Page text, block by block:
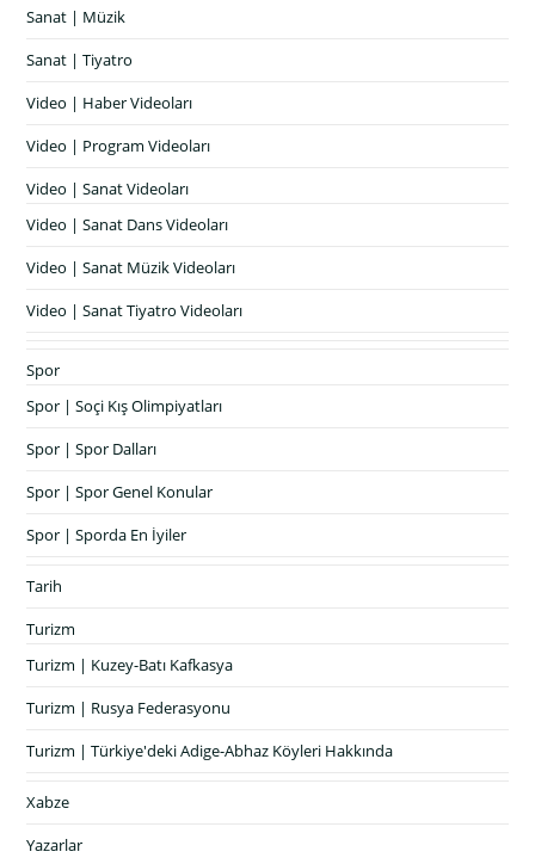
Sanat | Müzik
Sanat | Tiyatro
Video | Haber Videoları
Video | Program Videoları
Video | Sanat Videoları
Video | Sanat Dans Videoları
Video | Sanat Müzik Videoları
Video | Sanat Tiyatro Videoları
Spor
Spor | Soçi Kış Olimpiyatları
Spor | Spor Dalları
Spor | Spor Genel Konular
Spor | Sporda En İyiler
Tarih
Turizm
Turizm | Kuzey-Batı Kafkasya
Turizm | Rusya Federasyonu
Turizm | Türkiye'deki Adige-Abhaz Köyleri Hakkında
Xabze
Yazarlar